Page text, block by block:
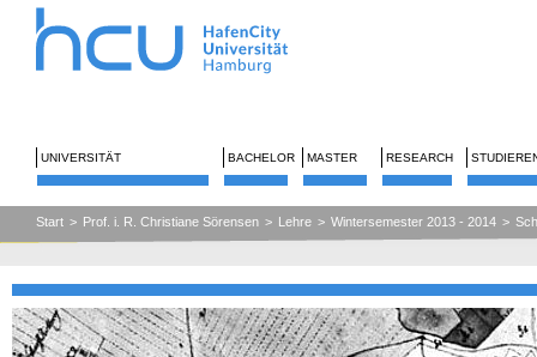
UNIVERSITÄT BACHELOR MASTER RESEARCH
Start > Prof. i. R. Christiane Sörensen > Lehre > Wintersemester 2013 - 2014 >